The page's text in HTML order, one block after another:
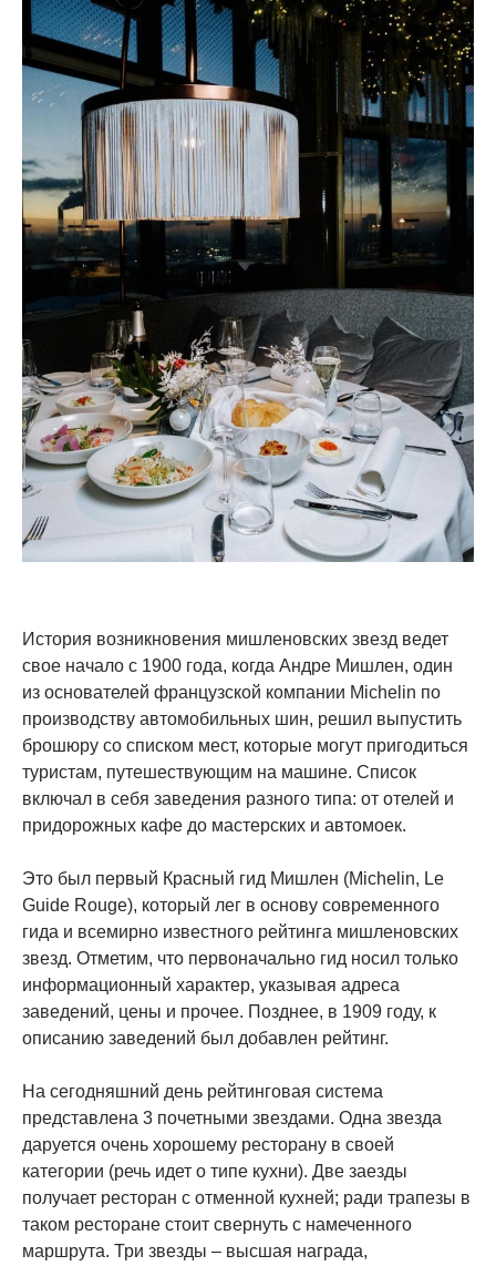
История возникновения мишленовских звезд ведет
свое начало с 1900 года, когда Андре Мишлен, один
из основателей французской компании Michelin по
производству автомобильных шин, решил выпустить
брошюру со списком мест, которые могут пригодиться
туристам, путешествующим на машине. Список
включал в себя заведения разного типа: от отелей и
придорожных кафе до мастерских и автомоек.
Это был первый Красный гид Мишлен (Michelin, Le
Guide Rouge), который лег в основу современного
гида и всемирно известного рейтинга мишленовских
звезд. Отметим, что первоначально гид носил только
информационный характер, указывая адреса
заведений, цены и прочее. Позднее, в 1909 году, к
описанию заведений был добавлен рейтинг.
На сегодняшний день рейтинговая система
представлена 3 почетными звездами. Одна звезда
даруется очень хорошему ресторану в своей
категории (речь идет о типе кухни). Две заезды
получает ресторан с отменной кухней; ради трапезы в
таком ресторане стоит свернуть с намеченного
маршрута. Три звезды – высшая награда,